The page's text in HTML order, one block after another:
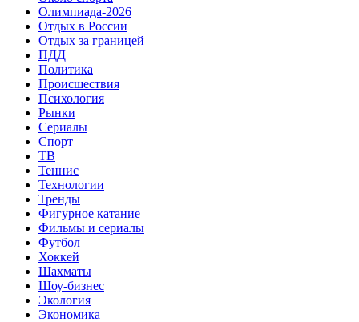
Олимпиада-2026
Отдых в России
Отдых за границей
ПДД
Политика
Происшествия
Психология
Рынки
Сериалы
Спорт
ТВ
Теннис
Технологии
Тренды
Фигурное катание
Фильмы и сериалы
Футбол
Хоккей
Шахматы
Шоу-бизнес
Экология
Экономика